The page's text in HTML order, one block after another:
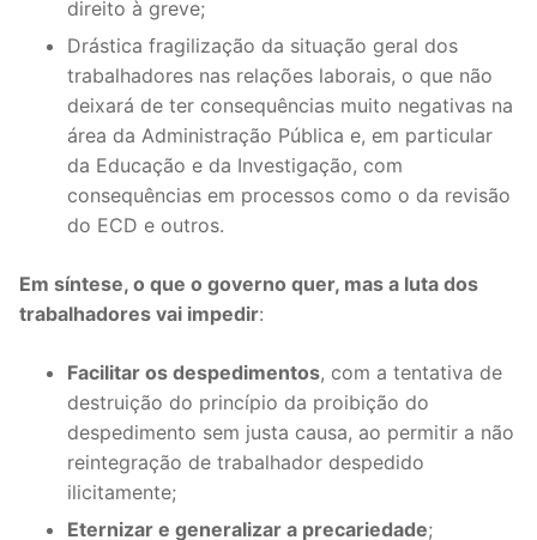
direito à greve;
Drástica fragilização da situação geral dos
trabalhadores nas relações laborais, o que não
deixará de ter consequências muito negativas na
área da Administração Pública e, em particular
da Educação e da Investigação, com
consequências em processos como o da revisão
do ECD e outros.
Em síntese, o que o governo quer, mas a luta dos
trabalhadores vai impedir:
Facilitar os despedimentos, com a tentativa de
destruição do princípio da proibição do
despedimento sem justa causa, ao permitir a não
reintegração de trabalhador despedido
ilicitamente;
Eternizar e generalizar a precariedade;